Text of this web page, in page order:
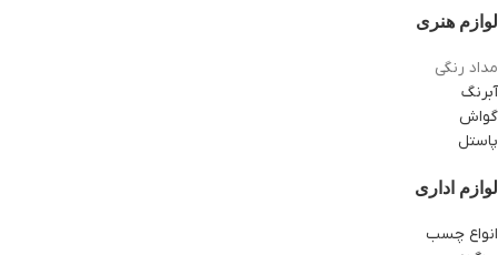
لوازم هنری
مداد رنگی
آبرنگ
گواش
پاستل
لوازم اداری
انواع چسب